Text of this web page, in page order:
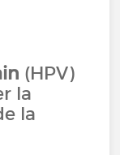
(HPV)
la
la